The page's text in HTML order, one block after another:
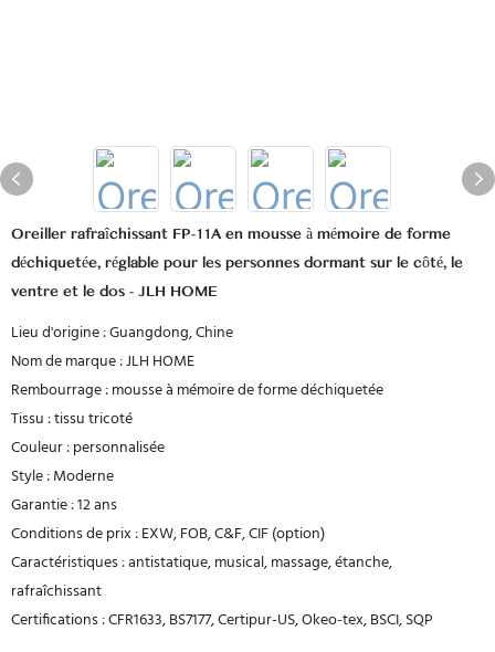
Oreiller rafraîchissant FP-11A en mousse à mémoire de forme
déchiquetée, réglable pour les personnes dormant sur le côté, le
ventre et le dos - JLH HOME
Lieu d'origine : Guangdong, Chine
Nom de marque : JLH HOME
Rembourrage : mousse à mémoire de forme déchiquetée
Tissu : tissu tricoté
Couleur : personnalisée
Style : Moderne
Garantie : 12 ans
Conditions de prix : EXW, FOB, C&F, CIF (option)
Caractéristiques : antistatique, musical, massage, étanche,
rafraîchissant
Certifications : CFR1633, BS7177, Certipur-US, Okeo-tex, BSCI, SQP